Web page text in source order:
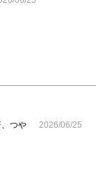
つや
2026/06/25